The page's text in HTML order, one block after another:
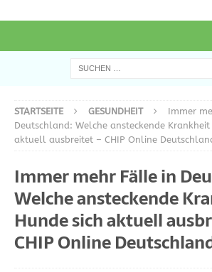
STARTSEITE GESUNDHEIT
Immer
Deutschland: Welche ansteckende
aktuell ausbreitet – CHIP Online
Immer mehr Fälle in
Welche ansteckende
Hunde sich aktuell
CHIP Online